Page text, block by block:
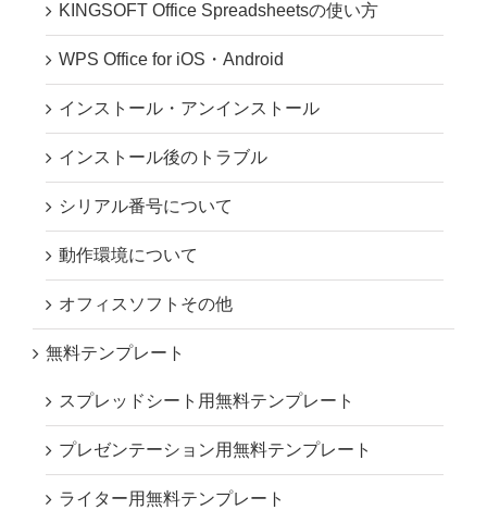
KINGSOFT Office Spreadsheetsの使い方
WPS Office for iOS・Android
インストール・アンインストール
インストール後のトラブル
シリアル番号について
動作環境について
オフィスソフトその他
無料テンプレート
スプレッドシート用無料テンプレート
プレゼンテーション用無料テンプレート
ライター用無料テンプレート